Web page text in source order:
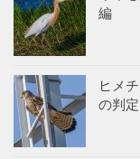
編
ヒメ
の判